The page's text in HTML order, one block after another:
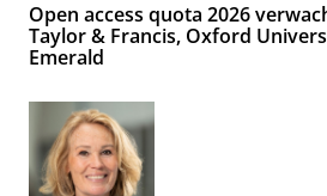
Open access quota 2026
Taylor & Francis, Oxford
Emerald